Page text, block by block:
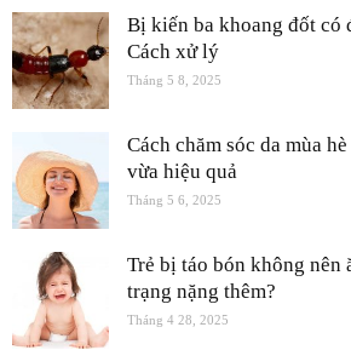
Bị kiến ba khoang đốt có
Cách xử lý
Tháng 5 8, 2025
Cách chăm sóc da mùa
vừa hiệu quả
Tháng 5 6, 2025
Trẻ bị táo bón không nên
trạng nặng thêm?
Tháng 4 28, 2025